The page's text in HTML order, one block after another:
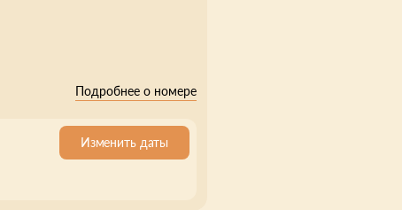
Подробнее о номере
Изменить даты